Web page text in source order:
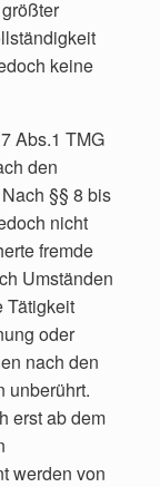
keine
Abs.1 TMG
den
§§ 8 bis
nicht
fremde
Umständen
Tätigkeit
oder
nach den
unberührt.
erst ab dem
werden von